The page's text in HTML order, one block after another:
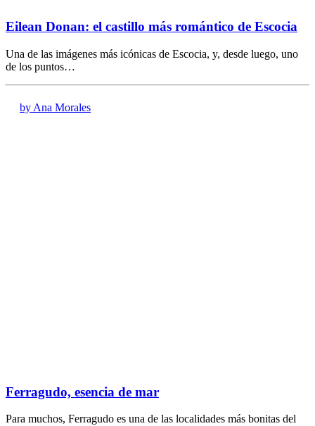
Eilean Donan: el castillo más romántico de Escocia
Una de las imágenes más icónicas de Escocia, y, desde luego, uno
de los puntos…
by Ana Morales
Ferragudo, esencia de mar
Para muchos, Ferragudo es una de las localidades más bonitas del